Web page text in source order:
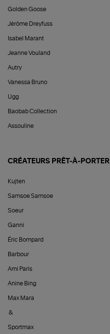
Golden Goose
Jérôme Dreyfuss
Isabel Marant
Jeanne Vouland
Autry
Vanessa Bruno
Ugg
Baobab Collection
Assouline
CRÉATEURS PRÊT-À-PORTER
Kujten
Samsoe Samsoe
Soeur
Ganni
Éric Bompard
Barbour
Ami Paris
Anine Bing
Max Mara
&
Sportmax